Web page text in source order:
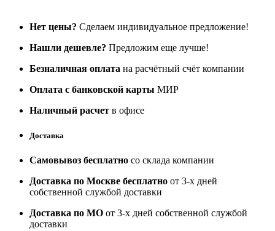
Нет цены? Сделаем индивидуальное предложение!
Нашли дешевле? Предложим еще лучше!
Безналичная оплата на расчётный счёт компании
Оплата с банковской карты МИР
Наличный расчет в офисе
Доставка
Самовывоз бесплатно со склада компании
Доставка по Москве бесплатно от 3-х дней
собственной службой доставки
Доставка по МО от 3-х дней собственной службой
доставки